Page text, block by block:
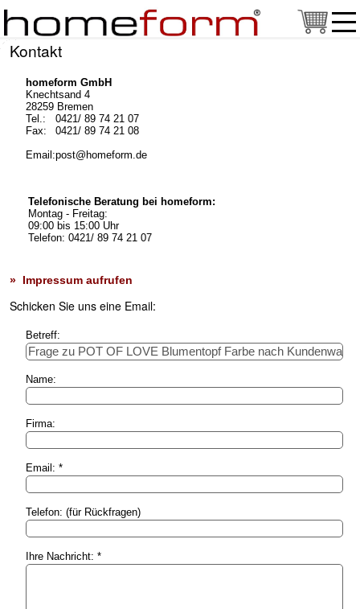
Kontakt
homeform GmbH
Knechtsand 4
28259 Bremen
Tel.:
0421/ 89 74 21 07
Fax:
0421/ 89 74 21 08
Email:post@homeform.de
Telefonische Beratung bei homeform:
Montag - Freitag:
09:00 bis 15:00 Uhr
Telefon: 0421/ 89 74 21 07
» Impressum aufrufen
Schicken Sie uns eine Email:
Betreff:
Name:
Firma:
Email: *
Telefon: (für Rückfragen)
Ihre Nachricht: *